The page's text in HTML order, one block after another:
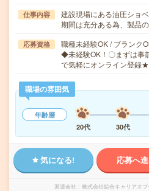
仕事内容
建設現場にある油圧ショ
期間は充分ある為、製品
応募資格
職種未経験OK / ブランク
◆未経験OK！〇まずは事
で気軽にオンライン登録
職場の雰囲気
年齢層
20代
30代
気になる! 応募へ
派遣会社 株式会社綜合キャリアオ